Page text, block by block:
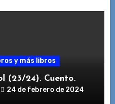
y más libros
(23/24). Cuento.
24 de febrero de 2024